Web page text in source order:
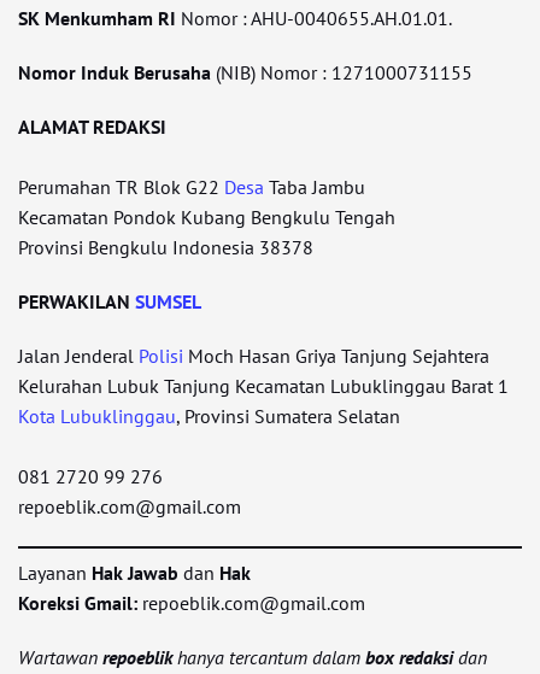
SK Menkumham RI Nomor : AHU-0040655.AH.01.01.
Nomor Induk Berusaha (NIB) Nomor : 1271000731155
ALAMAT REDAKSI
Perumahan TR Blok G22 Desa Taba Jambu
Kecamatan Pondok Kubang Bengkulu Tengah
Provinsi Bengkulu Indonesia 38378
PERWAKILAN SUMSEL
Jalan Jenderal Polisi Moch Hasan Griya Tanjung Sejahtera
Kelurahan Lubuk Tanjung Kecamatan Lubuklinggau Barat 1
Kota Lubuklinggau, Provinsi Sumatera Selatan
081 2720 99 276
repoeblik.com@gmail.com
Layanan Hak Jawab dan Hak
Koreksi Gmail: repoeblik.com@gmail.com
Wartawan repoeblikhanya tercantum dalam box redaksidan